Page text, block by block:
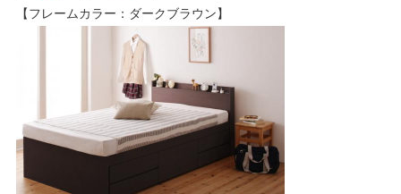
【フレームカラー：ダークブラウン】